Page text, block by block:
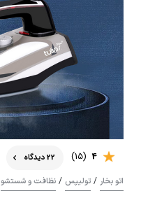
4
(15)
22 دیدگاه
اتو بخار / تولیپس / نظافت و شستشو